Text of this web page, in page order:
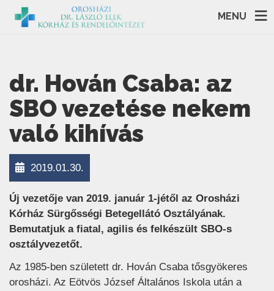
MENU
dr. Hován Csaba: az
SBO vezetése nekem
való kihívás
2019.01.30.
Új vezetője van 2019. január 1-jétől az Orosházi
Kórház Sürgősségi Betegellátó Osztályának.
Bemutatjuk a fiatal, agilis és felkészült SBO-s
osztályvezetőt.
Az 1985-ben született dr. Hován Csaba tősgyökeres
orosházi. Az Eötvös József Általános Iskola után a